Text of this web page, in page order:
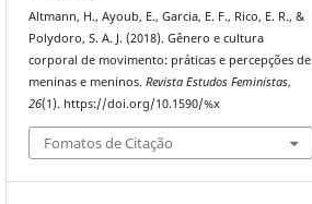
Altmann, H., Ayoub, E., Garcia, E. F., Rico, E. R., &
Polydoro, S. A. J. (2018). Gênero e cultura
corporal de movimento: práticas e percepções de
meninas e meninos.Revista Estudos Feministas,
26(1). https://doi.org/10.1590/%x
Fomatos de Citação